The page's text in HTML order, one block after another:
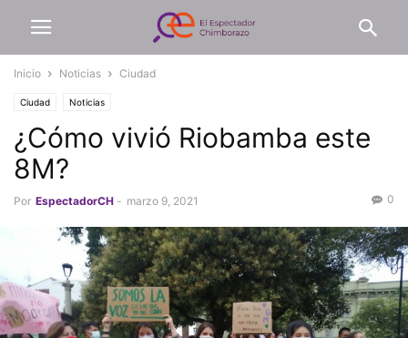
Inicio Noticias Ciudad
Ciudad Noticias
¿Cómo vivió Riobamba este
8M?
Por EspectadorCH - marzo 9, 2021 0